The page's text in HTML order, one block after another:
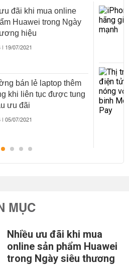
đãi khi mua online
Huawei trong Ngày
hiệu
19/07/2021
bán lẻ laptop thêm
khi liên tục được tung
ưu đãi
| 05/07/2021
MỤC
Nhiều ưu đãi khi mua
online sản phẩm Huawei
trong Ngày siêu thương